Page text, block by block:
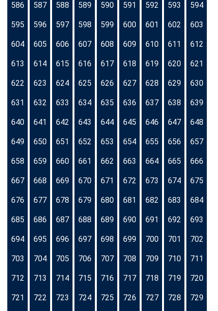
586 587 588 589 590 591 592 593 594
595 596 597 598 599 600 601 602 603
604 605 606 607 608 609 610 611 612
613 614 615 616 617 618 619 620 621
622 623 624 625 626 627 628 629 630
631 632 633 634 635 636 637 638 639
640 641 642 643 644 645 646 647 648
649 650 651 652 653 654 655 656 657
658 659 660 661 662 663 664 665 666
667 668 669 670 671 672 673 674 675
676 677 678 679 680 681 682 683 684
685 686 687 688 689 690 691 692 693
694 695 696 697 698 699 700 701 702
703 704 705 706 707 708 709 710 711
712 713 714 715 716 717 718 719 720
721 722 723 724 725 726 727 728 729